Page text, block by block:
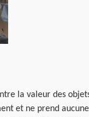
la valeur des
et ne prend